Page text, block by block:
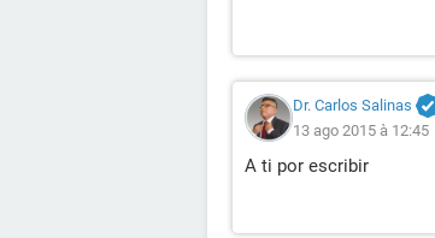
Dr. Carlos Salinas
13 ago 2015 à 12:45
A ti por escribir